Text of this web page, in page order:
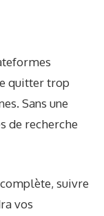
quitter trop
Sans une
de recherche
complète, suivre
vos